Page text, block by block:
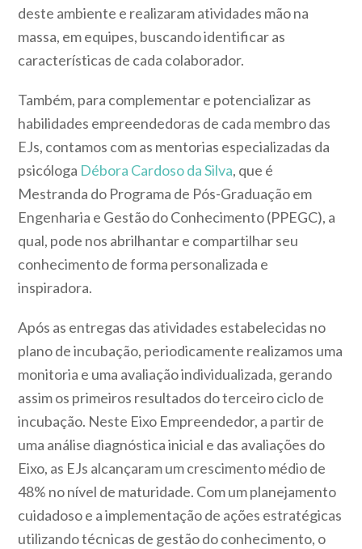
deste ambiente e realizaram atividades mão na
massa, em equipes, buscando identificar as
características de cada colaborador.
Também, para complementar e potencializar as
habilidades empreendedoras de cada membro das
EJs, contamos com as mentorias especializadas da
psicóloga Débora Cardoso da Silva, que é
Mestranda do Programa de Pós-Graduação em
Engenharia e Gestão do Conhecimento (PPEGC), a
qual, pode nos abrilhantar e compartilhar seu
conhecimento de forma personalizada e
inspiradora.
Após as entregas das atividades estabelecidas no
plano de incubação, periodicamente realizamos uma
monitoria e uma avaliação individualizada, gerando
assim os primeiros resultados do terceiro ciclo de
incubação. Neste Eixo Empreendedor, a partir de
uma análise diagnóstica inicial e das avaliações do
Eixo, as EJs alcançaram um crescimento médio de
48% no nível de maturidade. Com um planejamento
cuidadoso e a implementação de ações estratégicas
utilizando técnicas de gestão do conhecimento, o